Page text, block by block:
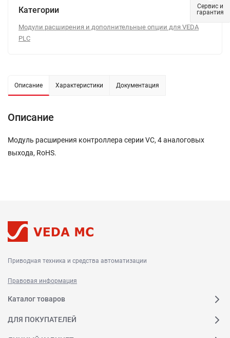
Категории
Модули расширения и дополнительные опции для VEDA
PLC
Описание Характеристики Документация
Описание
Модуль расширения контроллера серии VC, 4 аналоговых
выхода, RoHS.
Приводная техника и средства автоматизации
Правовая информация
Каталог товаров
ДЛЯ ПОКУПАТЕЛЕЙ
Сервис и
гарантия